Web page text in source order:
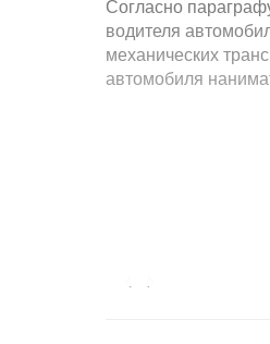
Согласно
водителя
механических
автомобиля